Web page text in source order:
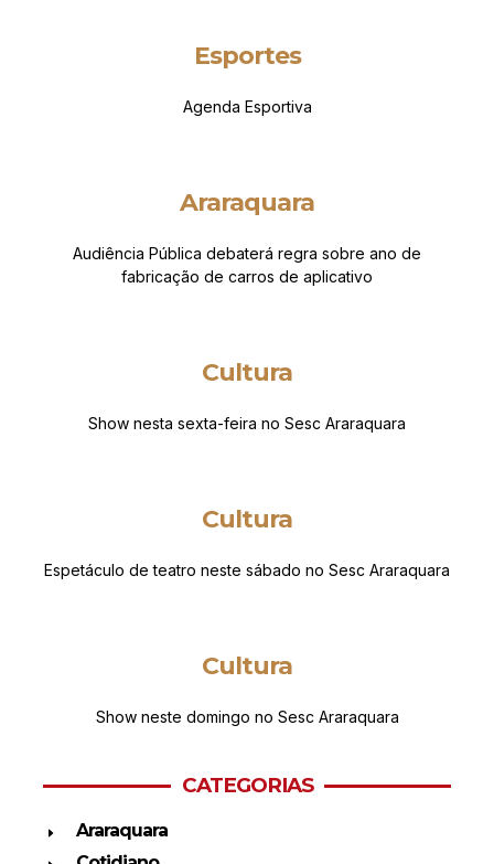
Esportes
Agenda Esportiva
Araraquara
Audiência Pública debaterá regra sobre ano de
fabricação de carros de aplicativo
Cultura
Show nesta sexta-feira no Sesc Araraquara
Cultura
Espetáculo de teatro neste sábado no Sesc Araraquara
Cultura
Show neste domingo no Sesc Araraquara
CATEGORIAS
Araraquara